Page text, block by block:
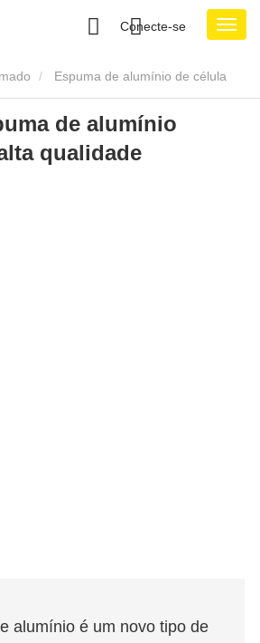
Conecte-se
Espuma de alumínio de célula
de alumínio metálico de alta qualidade
de alumínio
qualidade
alumínio é um novo tipo de